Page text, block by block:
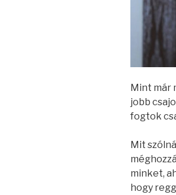
Mint már
jobb
fogtok
Mit
minket,
hogy